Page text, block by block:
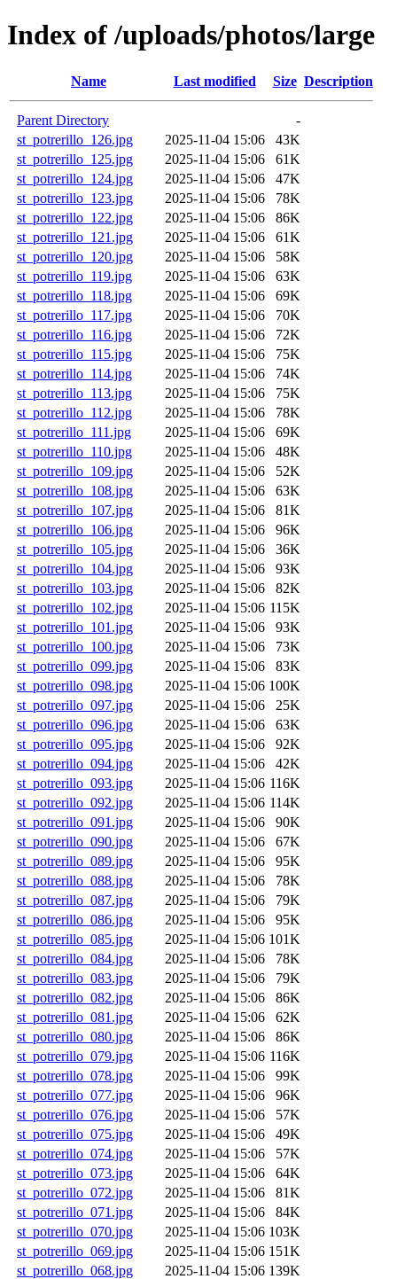
Index of /uploads/photos/large
Name Last modified Size Description
Parent Directory
-
st_potrerillo_126.jpg
2025-11-04 15:06
43K
st_potrerillo_125.jpg
2025-11-04 15:06
61K
st_potrerillo_124.jpg
2025-11-04 15:06
47K
st_potrerillo_123.jpg
2025-11-04 15:06
78K
st_potrerillo_122.jpg
2025-11-04 15:06
86K
st_potrerillo_121.jpg
2025-11-04 15:06
61K
st_potrerillo_120.jpg
2025-11-04 15:06
58K
st_potrerillo_119.jpg
2025-11-04 15:06
63K
st_potrerillo_118.jpg
2025-11-04 15:06
69K
st_potrerillo_117.jpg
2025-11-04 15:06
70K
st_potrerillo_116.jpg
2025-11-04 15:06
72K
st_potrerillo_115.jpg
2025-11-04 15:06
75K
st_potrerillo_114.jpg
2025-11-04 15:06
74K
st_potrerillo_113.jpg
2025-11-04 15:06
75K
st_potrerillo_112.jpg
2025-11-04 15:06
78K
st_potrerillo_111.jpg
2025-11-04 15:06
69K
st_potrerillo_110.jpg
2025-11-04 15:06
48K
st_potrerillo_109.jpg
2025-11-04 15:06
52K
st_potrerillo_108.jpg
2025-11-04 15:06
63K
st_potrerillo_107.jpg
2025-11-04 15:06
81K
st_potrerillo_106.jpg
2025-11-04 15:06
96K
st_potrerillo_105.jpg
2025-11-04 15:06
36K
st_potrerillo_104.jpg
2025-11-04 15:06
93K
st_potrerillo_103.jpg
2025-11-04 15:06
82K
st_potrerillo_102.jpg
2025-11-04 15:06 115K
st_potrerillo_101.jpg
2025-11-04 15:06
93K
st_potrerillo_100.jpg
2025-11-04 15:06
73K
st_potrerillo_099.jpg
2025-11-04 15:06
83K
st_potrerillo_098.jpg
2025-11-04 15:06 100K
st_potrerillo_097.jpg
2025-11-04 15:06
25K
st_potrerillo_096.jpg
2025-11-04 15:06
63K
st_potrerillo_095.jpg
2025-11-04 15:06
92K
st_potrerillo_094.jpg
2025-11-04 15:06
42K
st_potrerillo_093.jpg
2025-11-04 15:06 116K
st_potrerillo_092.jpg
2025-11-04 15:06 114K
st_potrerillo_091.jpg
2025-11-04 15:06
90K
st_potrerillo_090.jpg
2025-11-04 15:06
67K
st_potrerillo_089.jpg
2025-11-04 15:06
95K
st_potrerillo_088.jpg
2025-11-04 15:06
78K
st_potrerillo_087.jpg
2025-11-04 15:06
79K
st_potrerillo_086.jpg
2025-11-04 15:06
95K
st_potrerillo_085.jpg
2025-11-04 15:06 101K
st_potrerillo_084.jpg
2025-11-04 15:06
78K
st_potrerillo_083.jpg
2025-11-04 15:06
79K
st_potrerillo_082.jpg
2025-11-04 15:06
86K
st_potrerillo_081.jpg
2025-11-04 15:06
62K
st_potrerillo_080.jpg
2025-11-04 15:06
86K
st_potrerillo_079.jpg
2025-11-04 15:06 116K
st_potrerillo_078.jpg
2025-11-04 15:06
99K
st_potrerillo_077.jpg
2025-11-04 15:06
96K
st_potrerillo_076.jpg
2025-11-04 15:06
57K
st_potrerillo_075.jpg
2025-11-04 15:06
49K
st_potrerillo_074.jpg
2025-11-04 15:06
57K
st_potrerillo_073.jpg
2025-11-04 15:06
64K
st_potrerillo_072.jpg
2025-11-04 15:06
81K
st_potrerillo_071.jpg
2025-11-04 15:06
84K
st_potrerillo_070.jpg
2025-11-04 15:06 103K
st_potrerillo_069.jpg
2025-11-04 15:06 151K
st_potrerillo_068.jpg
2025-11-04 15:06 139K